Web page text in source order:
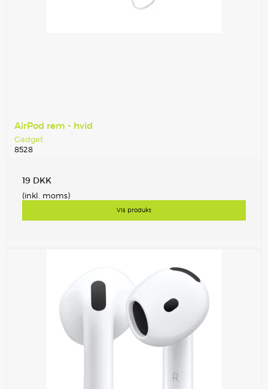
AirPod rem - hvid
Gadget
8528
19 DKK
(inkl. moms)
Vis produkt